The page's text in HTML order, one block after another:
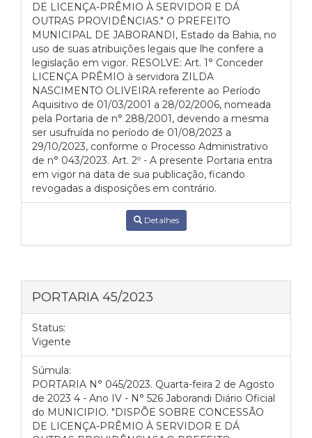
DE LICENÇA-PRÊMIO À SERVIDOR E DÁ
OUTRAS PROVIDÊNCIAS." O PREFEITO
MUNICIPAL DE JABORANDI, Estado da Bahia, no
uso de suas atribuições legais que lhe confere a
legislação em vigor. RESOLVE: Art. 1° Conceder
LICENÇA PRÊMIO à servidora ZILDA
NASCIMENTO OLIVEIRA referente ao Período
Aquisitivo de 01/03/2001 a 28/02/2006, nomeada
pela Portaria de n° 288/2001, devendo a mesma
ser usufruída no período de 01/08/2023 a
29/10/2023, conforme o Processo Administrativo
de n° 043/2023. Art. 2º - A presente Portaria entra
em vigor na data de sua publicação, ficando
revogadas a disposições em contrário.
Detalhes
PORTARIA 45/2023
Status:
Vigente
Súmula:
PORTARIA N° 045/2023. Quarta-feira 2 de Agosto
de 2023 4 - Ano IV - N° 526 Jaborandi Diário Oficial
do MUNICIPIO. "DISPÕE SOBRE CONCESSÃO
DE LICENÇA-PRÊMIO À SERVIDOR E DÁ